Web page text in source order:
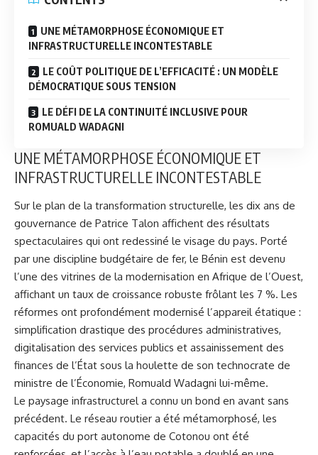
UNE MÉTAMORPHOSE ÉCONOMIQUE ET
INFRASTRUCTURELLE INCONTESTABLE
LE COÛT POLITIQUE DE L’EFFICACITÉ : UN MODÈLE
DÉMOCRATIQUE SOUS TENSION
LE DÉFI DE LA CONTINUITÉ INCLUSIVE POUR
ROMUALD WADAGNI
UNE MÉTAMORPHOSE ÉCONOMIQUE ET
INFRASTRUCTURELLE INCONTESTABLE
Sur le plan de la transformation structurelle, les dix ans de
gouvernance de Patrice Talon affichent des résultats
spectaculaires qui ont redessiné le visage du pays. Porté
par une discipline budgétaire de fer, le Bénin est devenu
l’une des vitrines de la modernisation en Afrique de l’Ouest,
affichant un taux de croissance robuste frôlant les 7 %. Les
réformes ont profondément modernisé l’appareil étatique :
simplification drastique des procédures administratives,
digitalisation des services publics et assainissement des
finances de l’État sous la houlette de son technocrate de
ministre de l’Économie, Romuald Wadagni lui-même.
Le paysage infrastructurel a connu un bond en avant sans
précédent. Le réseau routier a été métamorphosé, les
capacités du port autonome de Cotonou ont été